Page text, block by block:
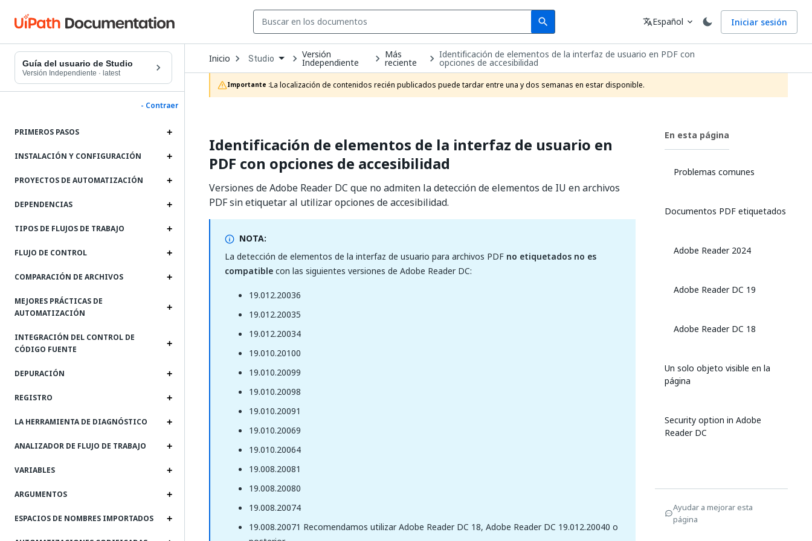
search
Search Idioma
translateEspañol expand_more Iniciar sesión
Guía del usuario de Studio
Versión Independiente · latest
- Contraer
PRIMEROS PASOS
INSTALACIÓN Y CONFIGURACIÓN
PROYECTOS DE AUTOMATIZACIÓN
DEPENDENCIAS
TIPOS DE FLUJOS DE TRABAJO
FLUJO DE CONTROL
COMPARACIÓN DE ARCHIVOS
MEJORES PRÁCTICAS DE
AUTOMATIZACIÓN
INTEGRACIÓN DEL CONTROL DE
CÓDIGO FUENTE
DEPURACIÓN
REGISTRO
LA HERRAMIENTA DE DIAGNÓSTICO
ANALIZADOR DE FLUJO DE TRABAJO
VARIABLES
ARGUMENTOS
ESPACIOS DE NOMBRES IMPORTADOS
Inicio Open
Dropdown
to
choose
product
Studio Versión
Independiente
Más
reciente
Identificación de elementos de la interfaz de usuario en PDF con
opciones de accesibilidad
Importante :La localización de contenidos recién publicados puede tardar entre una y dos semanas en estar disponible.
Identificación de elementos de la interfaz de usuario en
PDF con opciones de accesibilidad
Versiones de Adobe Reader DC que no admiten la detección de elementos de IU en archivos
PDF sin etiquetar al utilizar opciones de accesibilidad.
NOTA:
La detección de elementos de la interfaz de usuario para archivos PDF no etiquetados no es
compatiblecon las siguientes versiones de Adobe Reader DC:
19.012.20036
19.012.20035
19.012.20034
19.010.20100
19.010.20099
19.010.20098
19.010.20091
19.010.20069
19.010.20064
19.008.20081
19.008.20080
19.008.20074
19.008.20071 Recomendamos utilizar Adobe Reader DC 18, Adobe Reader DC 19.012.20040 o
En esta página
Problemas comunes
Documentos PDF etiquetados
Adobe Reader 2024
Adobe Reader DC 19
Adobe Reader DC 18
Un solo objeto visible en la
página
Security option in Adobe
Reader DC
Ayudar a mejorar esta
página